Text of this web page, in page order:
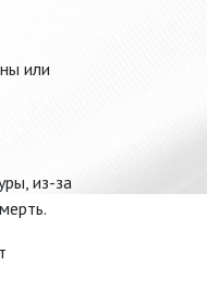
или
из-за